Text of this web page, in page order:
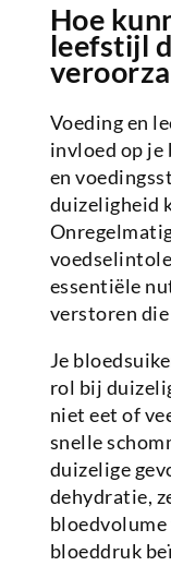
Hoe
leefstijl
Voeding en
invloed op je
en
duizeligheid
essentiële
verstoren
Je
rol bij
niet eet of
snelle
duizelige
dehydratie,
bloedvolume
bloeddruk